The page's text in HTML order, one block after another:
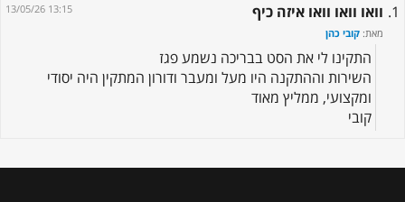
1. וואו וואו וואו איזה כיף
13/05/26 13:15
מאת: קובי כהן
התקינו לי את הסט בבריכה נשמע פגז
השירות וההתקנה היו מעל ומעבר ודורון המתקין היה יסודי
ומקצועי, ממליץ מאוד
קובי